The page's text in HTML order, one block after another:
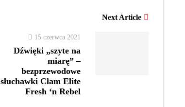
Next Article
15 czerwca 2021
Dźwięki „szyte na
miarę” –
bezprzewodowe
słuchawki Clam Elite
Fresh ‘n Rebel